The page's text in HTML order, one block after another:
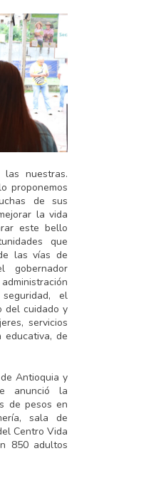
las nuestras.
proponemos
de sus
la vida
este bello
que
las vías de
gobernador
el
del cuidado y
servicios
educativa, de
Antioquia y
anunció la
de pesos en
sala de
Centro Vida
850 adultos